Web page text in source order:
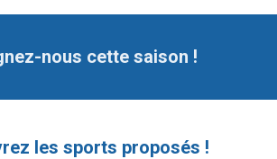
nous cette saison !
les sports proposés !